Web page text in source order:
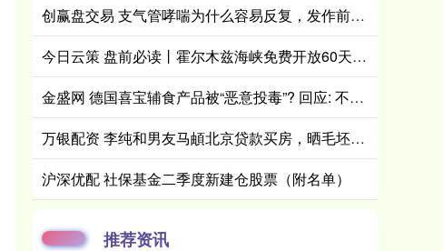
创赢盘交易 支气管哮喘为什么容易反复，发作前有哪些预警表现
今日云策 盘前必读丨霍尔木兹海峡免费开放60天；华润新能源中签号出炉
金盛网 德国喜宝辅食产品被“恶意投毒”? 回应: 不涉及中国市场
万银配资 李纯和男友马頔北京贷款买房，晒毛坯房面积大，似买了两套房打通_新房_网友_恋情
沪深优配 社保基金二季度新建仓股票（附名单）
推荐资讯